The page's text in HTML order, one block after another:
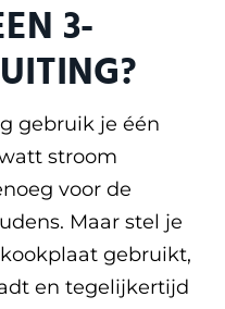
3-
gebruik je één
stroom
voor de
Maar stel je
gebruikt,
en tegelijkertijd